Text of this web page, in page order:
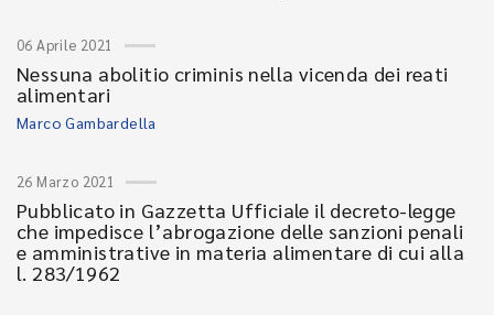
06 Aprile 2021
Nessuna abolitio criminis nella vicenda dei reati
alimentari
Marco Gambardella
26 Marzo 2021
Pubblicato in Gazzetta Ufficiale il decreto-legge
che impedisce l’abrogazione delle sanzioni penali
e amministrative in materia alimentare di cui alla
l. 283/1962